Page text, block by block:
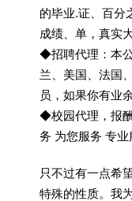
的毕业.证、百分
成绩、单，真实
◆招聘代理：本
兰、美国、法国
员，如果你有业
◆校园代理，报
务 为您服务 专业
只不过有一点希
特殊的性质。我